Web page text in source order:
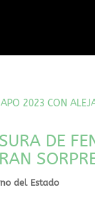
DE
del Estado